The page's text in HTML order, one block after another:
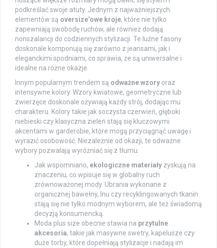
podkreślać swoje atuty. Jednym z najważniejszych
elementów są oversize’owe kroje, które nie tylko
zapewniają swobodę ruchów, ale również dodają
nonszalancji do codziennych stylizacji. Te luźne fasony
doskonale komponują się zarówno z jeansami, jak i
eleganckimi spodniami, co sprawia, że są uniwersalne i
idealne na różne okazje.
Innym popularnym trendem są odważne wzory oraz
intensywne kolory. Wzory kwiatowe, geometryczne lub
zwierzęce doskonale ożywiają każdy strój, dodając mu
charakteru. Kolory takie jak soczysta czerwień, głęboki
niebieski czy klasyczna zieleń stają się kluczowymi
akcentami w garderobie, które mogą przyciągnąć uwagę i
wyrazić osobowość. Niezależnie od okazji, te odważne
wybory pozwalają wyróżniać się z tłumu.
Jak wspomniano, ekologiczne materiały zyskują na
znaczeniu, co wpisuje się w globalny ruch
zrównoważonej mody. Ubrania wykonane z
organicznej bawełny, lnu czy recyklingowanych tkanin
stają się nie tylko modnym wyborem, ale też świadomą
decyzją konsumencką.
Moda plus size obecnie stawia na przytulne
akcesoria, takie jak masywne swetry, kapelusze czy
duże torby, które dopełniają stylizacje i nadają im